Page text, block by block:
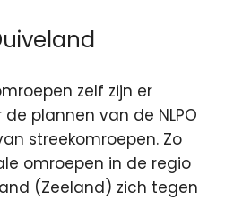
zelf zijn er
plannen van de NLPO
streekomroepen. Zo
omroepen in de regio
(Zeeland) zich tegen